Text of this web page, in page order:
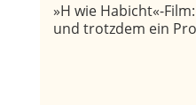
»H wie Habicht«-
und trotzdem ein